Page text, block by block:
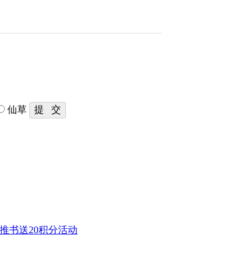
仙草
书送20积分活动